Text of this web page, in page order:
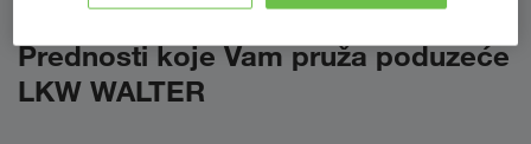
Prednosti koje Vam pruža poduzeće
LKW WALTER